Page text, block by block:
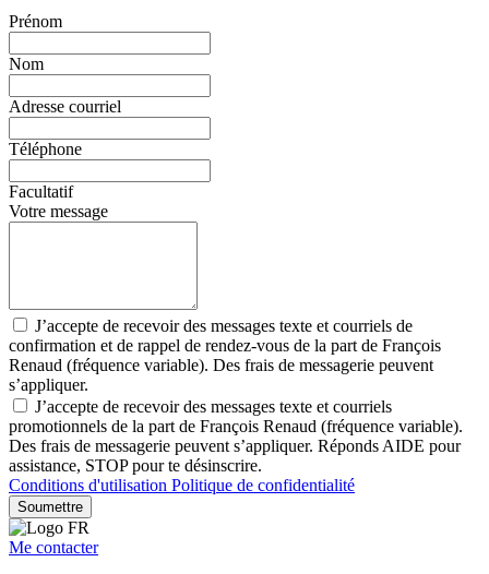
Prénom
Nom
Adresse courriel
Téléphone
Facultatif
Votre message
J’accepte de recevoir des messages texte et courriels de
confirmation et de rappel de rendez-vous de la part de François
Renaud (fréquence variable). Des frais de messagerie peuvent
s’appliquer.
J’accepte de recevoir des messages texte et courriels
promotionnels de la part de François Renaud (fréquence variable).
Des frais de messagerie peuvent s’appliquer. Réponds AIDE pour
assistance, STOP pour te désinscrire.
Conditions d'utilisation Politique de confidentialité
Soumettre
Me contacter